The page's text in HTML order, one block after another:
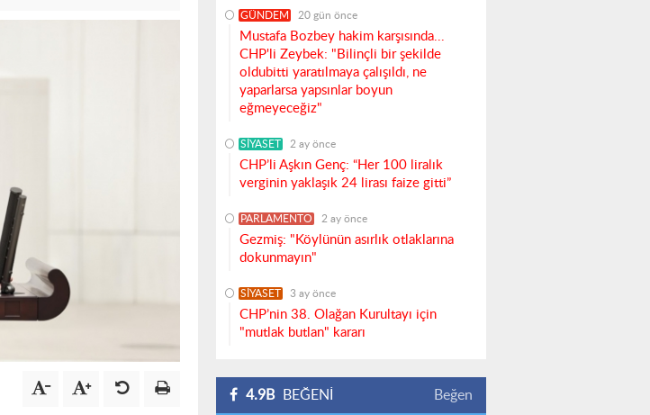
GÜNDEM 20 gün önce
Mustafa Bozbey hakim karşısında...
CHP'li Zeybek: "Bilinçli bir şekilde
oldubitti yaratılmaya çalışıldı, ne
yaparlarsa yapsınlar boyun
eğmeyeceğiz"
SİYASET 2 ay önce
CHP’li Aşkın Genç: “Her 100 liralık
verginin yaklaşık 24 lirası faize gitti”
PARLAMENTO 2 ay önce
Gezmiş: "Köylünün asırlık otlaklarına
dokunmayın"
SİYASET 3 ay önce
CHP’nin 38. Olağan Kurultayı için
"mutlak butlan" kararı
4.9B BEĞENİ Beğen